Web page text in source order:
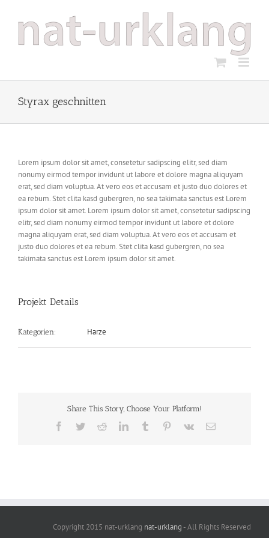
springen
Styrax geschnitten
Lorem ipsum dolor sit amet, consetetur sadipscing elitr, sed diam
nonumy eirmod tempor invidunt ut labore et dolore magna aliquyam
erat, sed diam voluptua. At vero eos et accusam et justo duo dolores et
ea rebum. Stet clita kasd gubergren, no sea takimata sanctus est Lorem
ipsum dolor sit amet. Lorem ipsum dolor sit amet, consetetur sadipscing
elitr, sed diam nonumy eirmod tempor invidunt ut labore et dolore
magna aliquyam erat, sed diam voluptua. At vero eos et accusam et
justo duo dolores et ea rebum. Stet clita kasd gubergren, no sea
takimata sanctus est Lorem ipsum dolor sit amet.
Projekt Details
Kategorien: Harze
Share This Story, Choose Your Platform!
Facebook
TwitterRedditLinkedInTumblr Pinterest
Vk
E-
Copyright 2015 nat-urklang nat-urklang - All Rights Reserved